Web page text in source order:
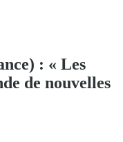
: « Les
de nouvelles